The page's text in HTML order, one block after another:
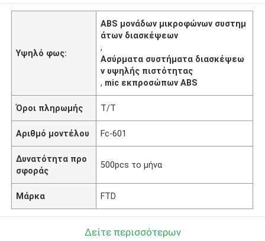
Υψηλό φως:
ABS μονάδων μικροφώνων συστημ
άτων διασκέψεων
,
Ασύρματα συστήματα διασκέψεω
ν υψηλής πιστότητας
, mic εκπροσώπων ABS
Όροι πληρωμής T/T
Αριθμό μοντέλου Fc-601
Δυνατότητα προ
σφοράς
500pcs το μήνα
Μάρκα FTD
Δείτε περισσότερων